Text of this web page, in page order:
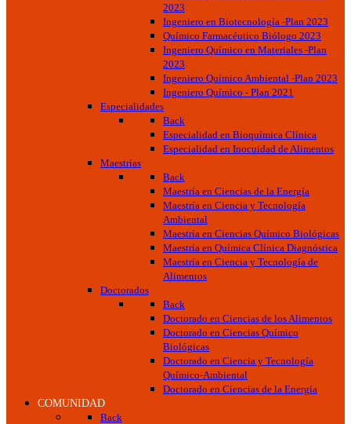
2023
Ingeniero en Biotecnología -Plan 2023
Químico Farmacéutico Biólogo 2023
Ingeniero Químico en Materiales -Plan
2023
Ingeniero Químico Ambiental -Plan 2023
Ingeniero Químico - Plan 2021
Especialidades
Back
Especialidad en Bioquímica Clínica
Especialidad en Inocuidad de Alimentos
Maestrías
Back
Maestría en Ciencias de la Energía
Maestría en Ciencia y Tecnología
Ambiental
Maestría en Ciencias Químico Biológicas
Maestría en Química Clínica Diagnóstica
Maestría en Ciencia y Tecnología de
Alimentos
Doctorados
Back
Doctorado en Ciencias de los Alimentos
Doctorado en Ciencias Químico
Biológicas
Doctorado en Ciencia y Tecnología
Químico-Ambiental
Doctorado en Ciencias de la Energía
COMUNIDAD
Back